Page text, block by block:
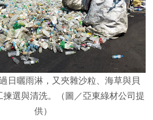
日曬雨淋，又夾雜沙粒、海草與貝
選與清洗。（圖／亞東綠材公司提
供）